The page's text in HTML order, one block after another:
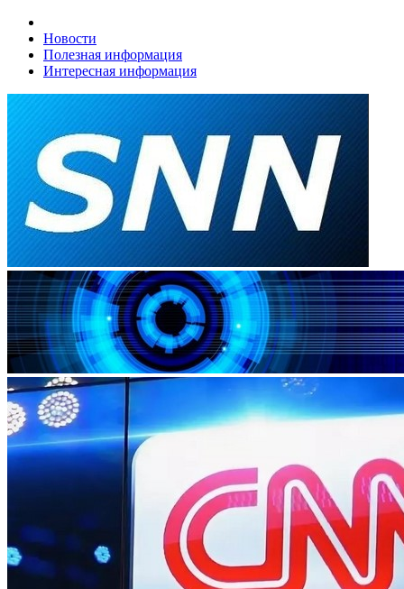
Новости
Полезная информация
Интересная информация